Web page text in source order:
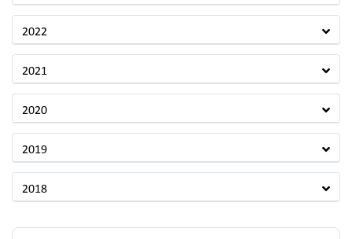
2022
2021
2020
2019
2018